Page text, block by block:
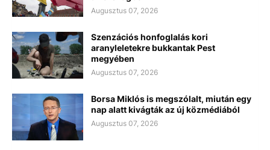
Augusztus 07, 2026
Szenzációs honfoglalás kori
aranyleletekre bukkantak Pest
megyében
Augusztus 07, 2026
Borsa Miklós is megszólalt, miután egy
nap alatt kivágták az új közmédiából
Augusztus 07, 2026